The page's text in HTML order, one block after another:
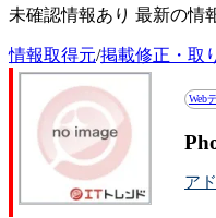
未確認情報あり 最新の情
情報取得元/掲載修正・取
Web
ア